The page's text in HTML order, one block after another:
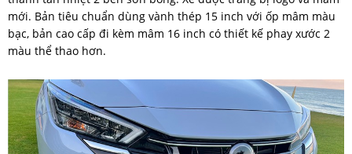
mới. Bản tiêu chuẩn dùng vành thép 15 inch với ốp mâm màu
bạc, bản cao cấp đi kèm mâm 16 inch có thiết kế phay xước 2
màu thể thao hơn.